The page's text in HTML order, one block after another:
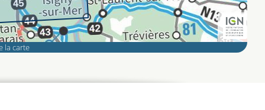
la carte